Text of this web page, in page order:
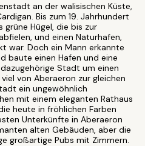
an der walisischen Küste,
Bis zum 19. Jahrhundert
grüne Hügel, die bis zur
und einen Naturhafen,
war. Doch ein Mann erkannte
baute einen Hafen und eine
Stadt um einen
von Aberaeron zur gleichen
ein ungewöhnlich
mit einem eleganten Rathaus
heute in fröhlichen Farben
Unterkünfte in Aberaeron
alten Gebäuden, aber die
großartige Pubs mit Zimmern.